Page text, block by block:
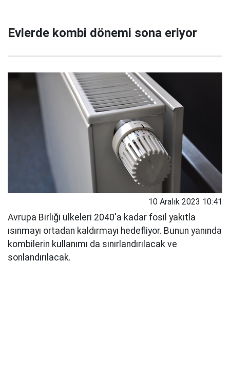
Evlerde kombi dönemi sona eriyor
10 Aralık 2023 10:41
Avrupa Birliği ülkeleri 2040'a kadar fosil yakıtla
ısınmayı ortadan kaldırmayı hedefliyor. Bunun yanında
kombilerin kullanımı da sınırlandırılacak ve
sonlandırılacak.